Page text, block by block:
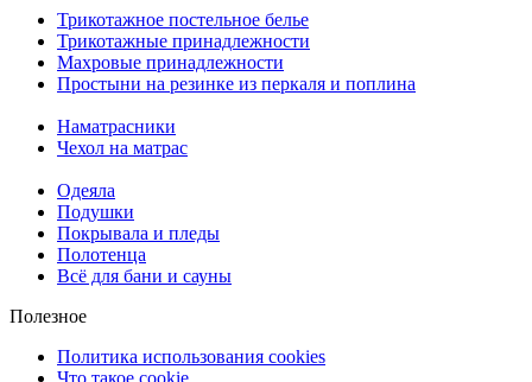
Трикотажное постельное белье
Трикотажные принадлежности
Махровые принадлежности
Простыни на резинке из перкаля и поплина
Наматрасники
Чехол на матрас
Одеяла
Подушки
Покрывала и пледы
Полотенца
Всё для бани и сауны
Полезное
Политика использования cookies
Что такое cookie